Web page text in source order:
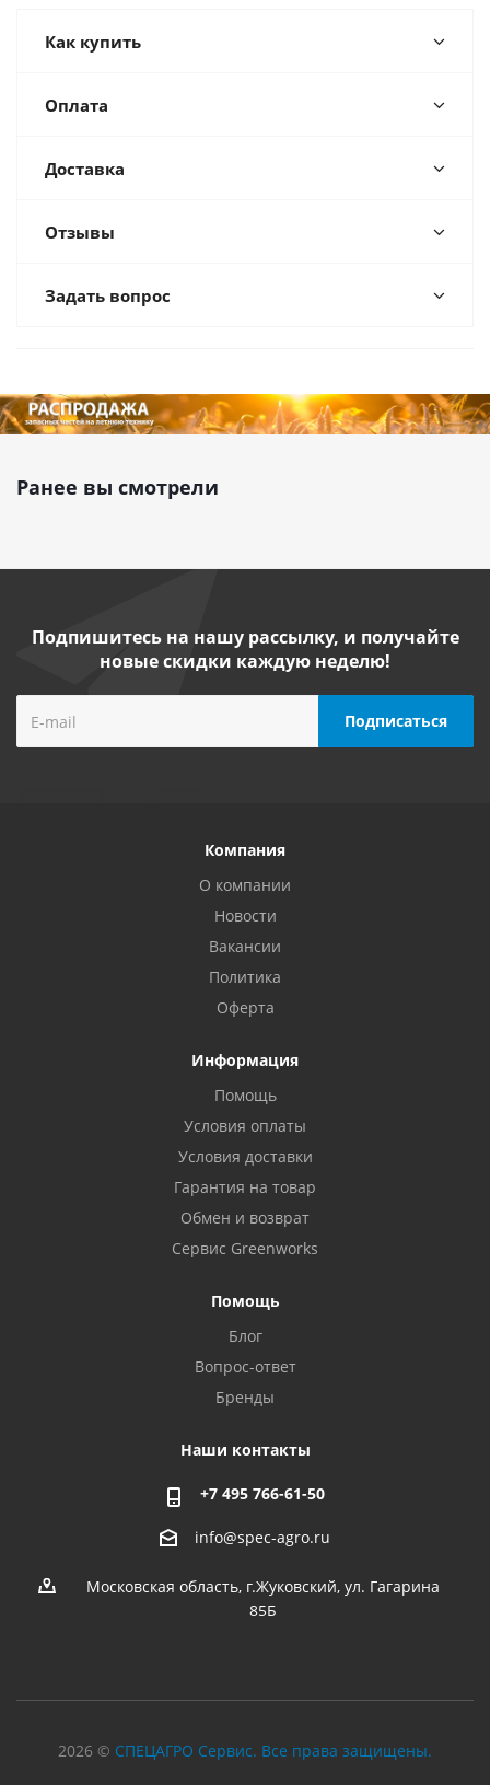
Как купить
Оплата
Доставка
Отзывы
Задать вопрос
Ранее вы смотрели
Подпишитесь на нашу рассылку, и получайте
новые скидки каждую неделю!
Компания
О компании
Новости
Вакансии
Политика
Оферта
Информация
Помощь
Условия оплаты
Условия доставки
Гарантия на товар
Обмен и возврат
Сервис Greenworks
Помощь
Блог
Вопрос-ответ
Бренды
Наши контакты
+7 495 766-61-50
info@spec-agro.ru
Московская область, г.Жуковский, ул. Гагарина
85Б
2026 © СПЕЦАГРО Сервис. Все права защищены.